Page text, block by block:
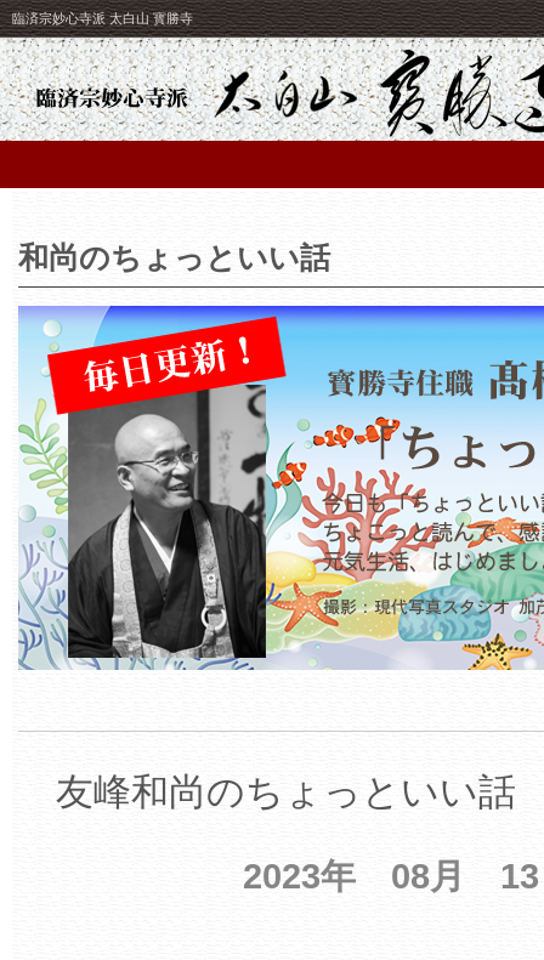
臨済宗妙心寺派 太白山 寳勝寺
和尚のちょっといい話
友峰和尚のちょっといい話
2023年 08月